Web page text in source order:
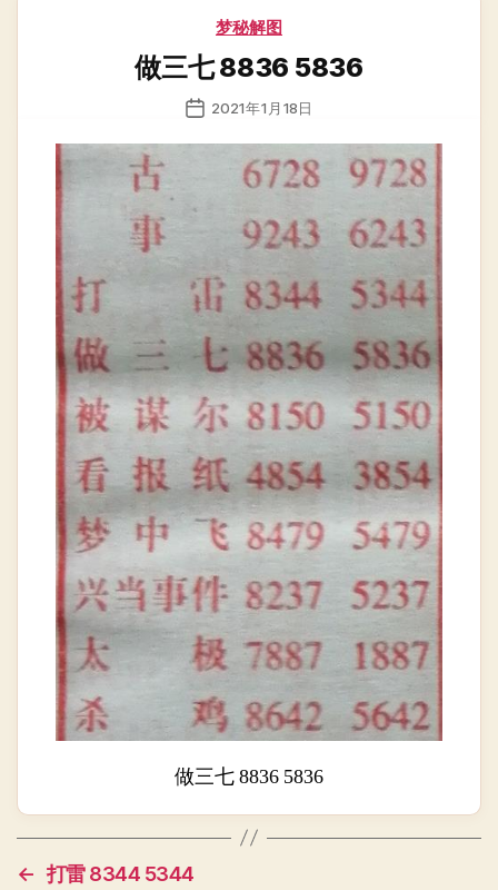
分
梦秘解图
做三七 8836 5836
发
日
2021年1月18日
做三七 8836 5836
← 打雷 8344 5344